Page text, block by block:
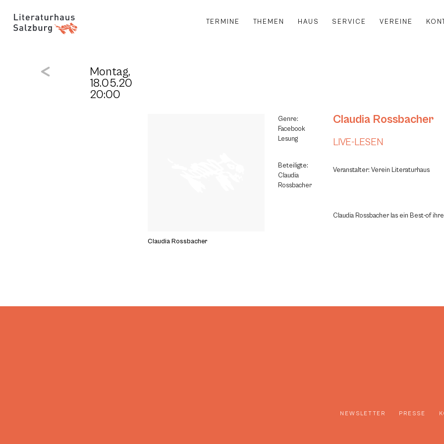
TERMINE THEMEN HAUS SERVICE VEREINE
Montag,
18.05.20
20:00
Claudia Rossbacher
Genre:
Facebook
Lesung
Beteiligte:
Claudia
Rossbacher
Claudia Rossbacher
LIVE-LESEN
Veranstalter: Verein Literaturhaus
Claudia Rossbacher las ein Best-of
NEWSLETTER PRESSE